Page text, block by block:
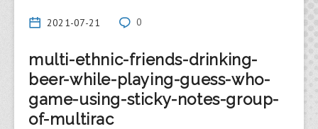
2021-07-21 0
multi-ethnic-friends-drinking-
beer-while-playing-guess-who-
game-using-sticky-notes-group-
of-multirac